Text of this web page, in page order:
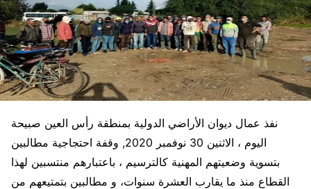
نفذ عمال ديوان الأراضي الدولية بمنطقة رأس العين صبيحة
اليوم ، الاثنين 30 نوفمبر 2020, وقفة احتجاجية مطالبين
بتسوية وضعيتهم المهنية كالترسيم ، باعتبارهم منتسبين لهذا
القطاع منذ ما يقارب العشرة سنوات، و مطالبين بتمتيعهم من